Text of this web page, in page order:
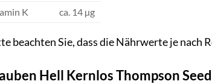
K
ca. 14 µg
beachten Sie, dass die Nährwerte je nach
Hell Kernlos Thompson